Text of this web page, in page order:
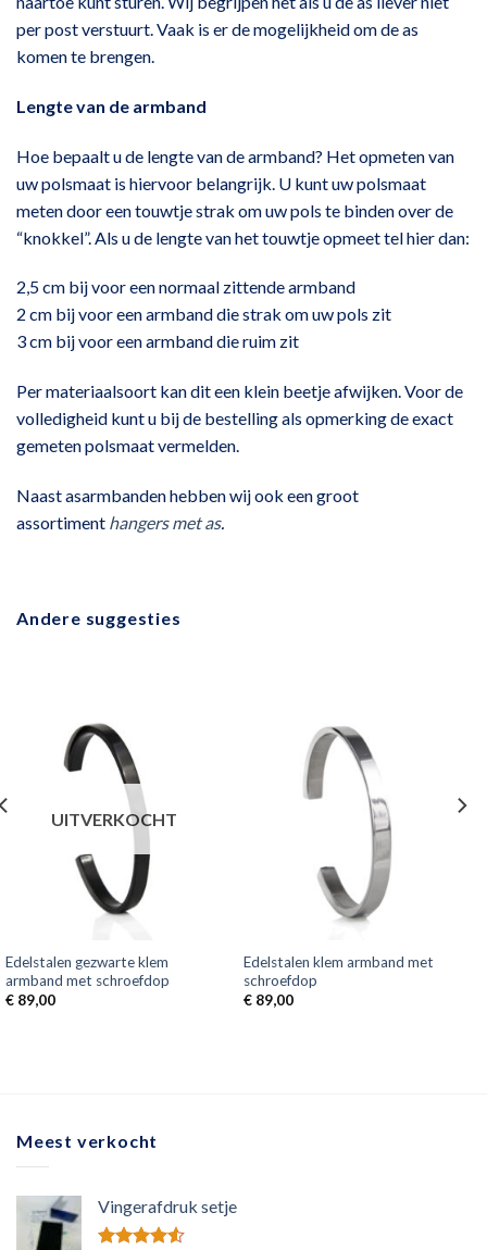
per post verstuurt. Vaak is er de mogelijkheid om de as
komen te brengen.
Lengte van de armband
Hoe bepaalt u de lengte van de armband? Het opmeten van
uw polsmaat is hiervoor belangrijk. U kunt uw polsmaat
meten door een touwtje strak om uw pols te binden over de
“knokkel”. Als u de lengte van het touwtje opmeet tel hier dan:
2,5 cm bij voor een normaal zittende armband
2 cm bij voor een armband die strak om uw pols zit
3 cm bij voor een armband die ruim zit
Per materiaalsoort kan dit een klein beetje afwijken. Voor de
volledigheid kunt u bij de bestelling als opmerking de exact
gemeten polsmaat vermelden.
Naast asarmbanden hebben wij ook een groot
assortiment hangers met as.
Andere suggesties
UITVERKOCHT
Edelstalen gezwarte klem
armband met schroefdop
€89,00
Edelstalen klem armband met
schroefdop
€89,00
Meest verkocht
Vingerafdruk setje